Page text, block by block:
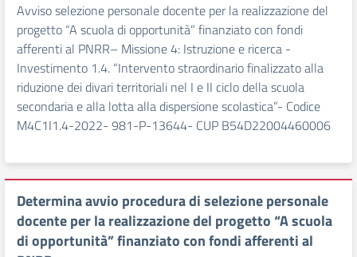
Avviso selezione personale docente per la realizzazione del
progetto “A scuola di opportunità” finanziato con fondi
afferenti al PNRR– Missione 4: Istruzione e ricerca -
Investimento 1.4. “Intervento straordinario finalizzato alla
riduzione dei divari territoriali nel I e II ciclo della scuola
secondaria e alla lotta alla dispersione scolastica”- Codice
M4C1I1.4-2022- 981-P-13644- CUP B54D22004460006
Determina avvio procedura di selezione personale
docente per la realizzazione del progetto “A scuola
di opportunità” finanziato con fondi afferenti al